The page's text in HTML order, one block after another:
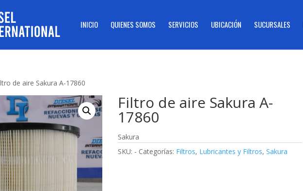
INICIO QUIENES SOMOS SERVICIOS UBICACIÓN SUCURSALES
de aire Sakura A-17860
Filtro de aire Sakura A-
17860
Sakura
SKU: - Categorías: Filtros, Lubricantes y Filtros,Sakura